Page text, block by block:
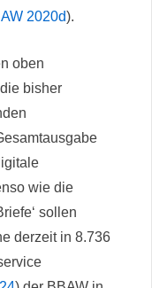
2020d).
oben
bisher
wie die
sollen
derzeit in 8.736